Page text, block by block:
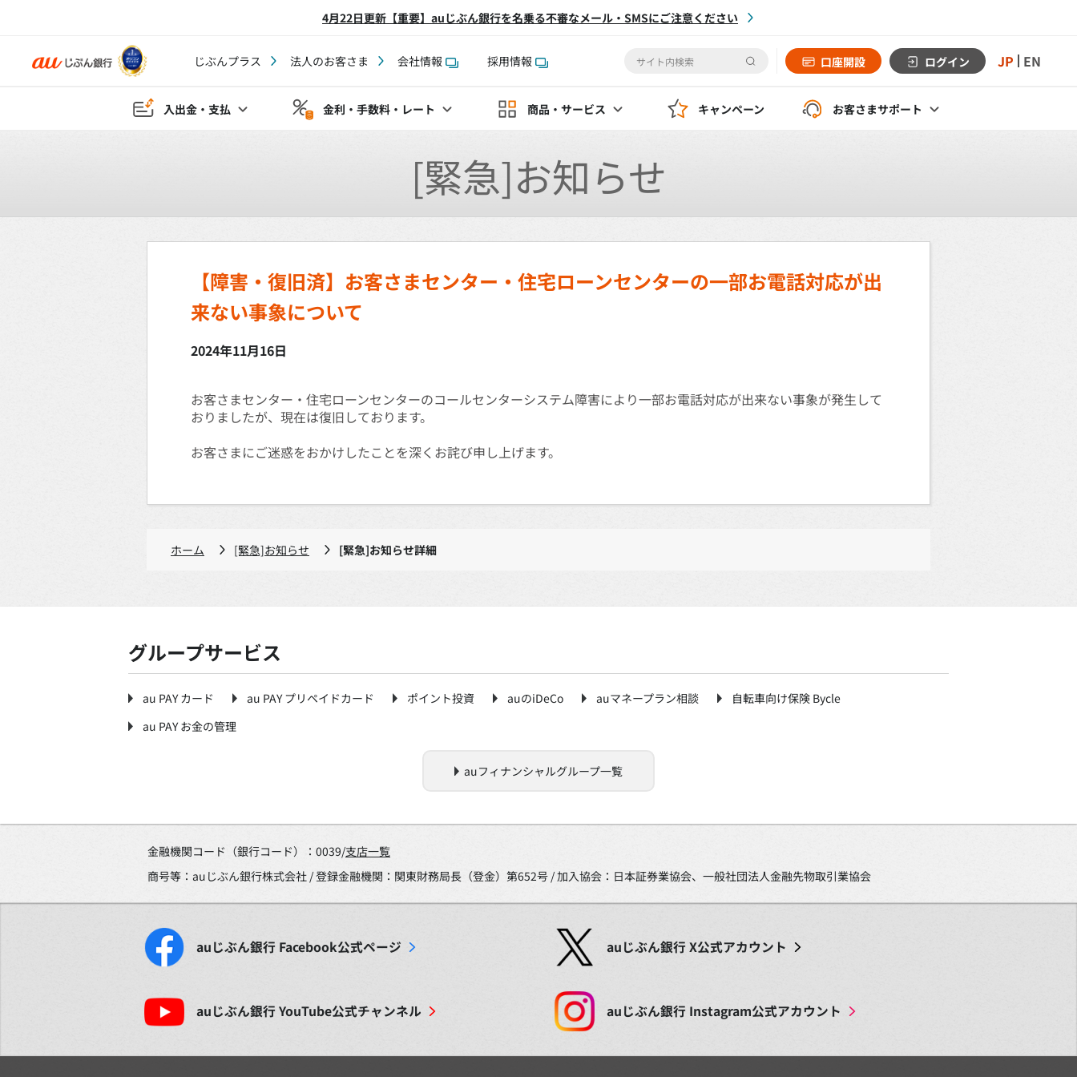
4月22日更新【重要】auじぶん銀行を名乗る不審なメール・SMSにご注意ください
じぶんプラス 法人のお客さま 会社情報 採用情報 口座開設 ログイン JP EN
入出金・支払 金利・手数料・レート 商品・サービス キャンペーン お客さまサポート
[緊急]お知らせ
【障害・復旧済】お客さまセンター・住宅ローンセンターの一部お電話対応が出
来ない事象について
2024年11月16日
お客さまセンター・住宅ローンセンターのコールセンターシステム障害により一部お電話対応が出来ない事象が発生して
おりましたが、現在は復旧しております。
お客さまにご迷惑をおかけしたことを深くお詫び申し上げます。
ホーム [緊急]お知らせ [緊急]お知らせ詳細
グループサービス
au PAY カード au PAY プリペイドカード ポイント投資 auのiDeCo auマネープラン相談
自転車向け保険 Bycle
au PAY お金の管理
auフィナンシャルグループ一覧
金融機関コード（銀行コード）：0039/支店一覧
商号等：auじぶん銀行株式会社 / 登録金融機関：関東財務局長（登金）第652号 / 加入協会：日本証券業協会、一般社団法人金融先物取引業協会
auじぶん銀行 Facebook公式ページ auじぶん銀行X公式アカウント
auじぶん銀行YouTube公式チャンネル auじぶん銀行 Instagram公式アカウント